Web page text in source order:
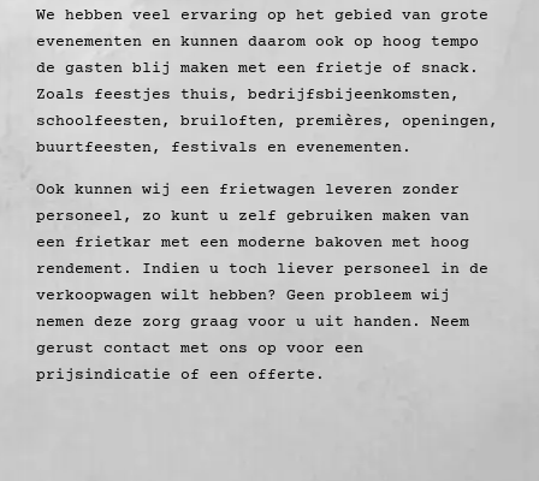
We hebben veel ervaring op het gebied van grote
evenementen en kunnen daarom ook op hoog tempo
de gasten blij maken met een frietje of snack.
Zoals feestjes thuis, bedrijfsbijeenkomsten,
schoolfeesten, bruiloften, premières, openingen,
buurtfeesten, festivals en evenementen.
Ook kunnen wij een frietwagen leveren zonder
personeel, zo kunt u zelf gebruiken maken van
een frietkar met een moderne bakoven met hoog
rendement. Indien u toch liever personeel in de
verkoopwagen wilt hebben? Geen probleem wij
nemen deze zorg graag voor u uit handen. Neem
gerust contact met ons op voor een
prijsindicatie of een offerte.